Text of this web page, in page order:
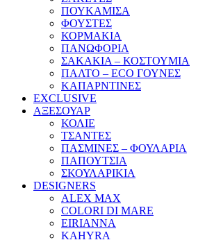
ΠΟΥΚΑΜΙΣΑ
ΦΟΥΣΤΕΣ
ΚΟΡΜΑΚΙΑ
ΠΑΝΩΦΟΡΙΑ
ΣΑΚΑΚΙΑ – ΚΟΣΤΟΥΜΙΑ
ΠΑΛΤΟ – ECO ΓΟΥΝΕΣ
ΚΑΠΑΡΝΤΙΝΕΣ
EXCLUSIVE
ΑΞΕΣΟΥΑΡ
ΚΟΛΙΕ
ΤΣΑΝΤΕΣ
ΠΑΣΜΙΝΕΣ – ΦΟΥΛΑΡΙΑ
ΠΑΠΟΥΤΣΙΑ
ΣΚΟΥΛΑΡΙΚΙΑ
DESIGNERS
ALEX MAX
COLORI DI MARE
EIRIANNA
KAHYRA